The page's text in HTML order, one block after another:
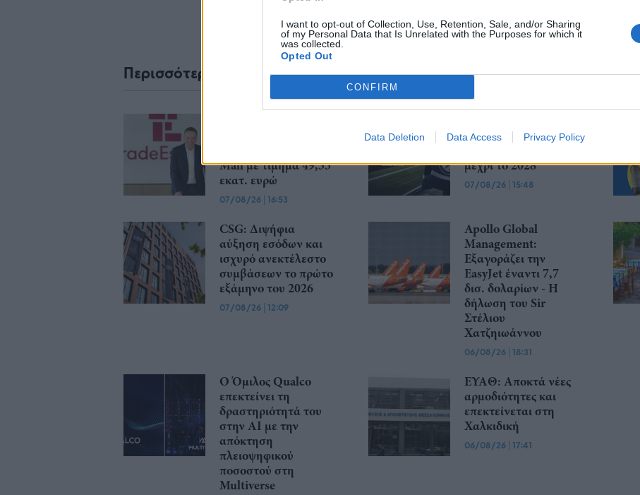
I want to opt-out of Collection, Use, Retention, Sale, and/or Sharing
of my Personal Data that Is Unrelated with the Purposes for which it
was collected.
Opted Out
CONFIRM
Data Deletion Data Access Privacy Policy
Περισσότερα από το
Mall με τίμημα 49,35
εκατ. ευρώ
07/08/26 | 16:53
Novibet ανανεώνουν
μέχρι το 2028
07/08/26 | 15:48
CSG: Διψήφια
αύξηση εσόδων και
ισχυρό ανεκτέλεστο
συμβάσεων το πρώτο
εξάμηνο του 2026
07/08/26 | 12:09
Apollo Global
Management:
Εξαγοράζει την
EasyJet έναντι 7,7
δισ. δολαρίων - Η
δήλωση του Sir
Στέλιου
Χατζηιωάννου
06/08/26 | 18:31
Ο Όμιλος Qualco
επεκτείνει τη
δραστηριότητά του
στην ΑΙ με την
απόκτηση
πλειοψηφικού
ποσοστού στη
Multiverse
ΕΥΑΘ: Αποκτά νέες
αρμοδιότητες και
επεκτείνεται στη
Χαλκιδική
06/08/26 | 17:41